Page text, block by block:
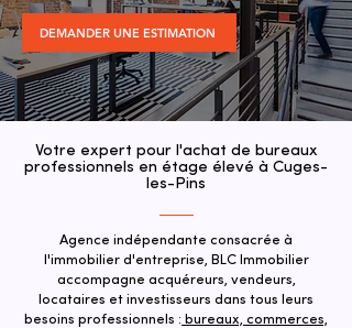
DEMANDER UNE ESTIMATION
Votre expert pour l'achat de bureaux
professionnels en étage élevé à Cuges-
les-Pins
Agence indépendante consacrée à
l'immobilier d'entreprise, BLC Immobilier
accompagne acquéreurs, vendeurs,
locataires et investisseurs dans tous leurs
besoins professionnels : bureaux, commerces,